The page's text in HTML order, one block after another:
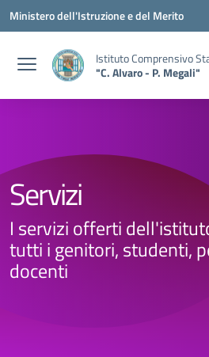
Vai ai contenuti
Vai al menu di navigazione
Vai al footer
Ministero dell'Istruzione e del Merito
Istituto Comprensivo
"C. Alvaro - P. Megali"
Servizi
I servizi offerti
tutti i genitori, studenti,
docenti